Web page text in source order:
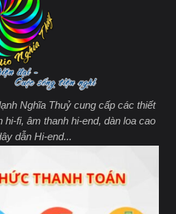
Nghĩa Thuỷ cung cấp các thiết
hi-fi, âm thanh hi-end, dàn loa cao
dẫn Hi-end...